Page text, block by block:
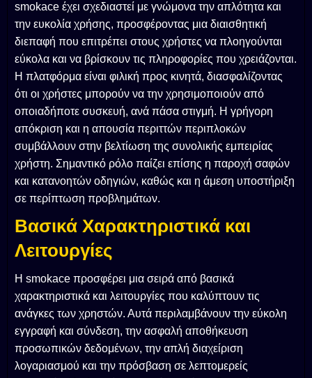
smokace έχει σχεδιαστεί με γνώμονα την απλότητα και
την ευκολία χρήσης, προσφέροντας μια διαισθητική
διεπαφή που επιτρέπει στους χρήστες να πλοηγούνται
εύκολα και να βρίσκουν τις πληροφορίες που χρειάζονται.
Η πλατφόρμα είναι φιλική προς κινητά, διασφαλίζοντας
ότι οι χρήστες μπορούν να την χρησιμοποιούν από
οποιαδήποτε συσκευή, ανά πάσα στιγμή. Η γρήγορη
απόκριση και η απουσία περιττών περιπλοκών
συμβάλλουν στην βελτίωση της συνολικής εμπειρίας
χρήστη. Σημαντικό ρόλο παίζει επίσης η παροχή σαφών
και κατανοητών οδηγιών, καθώς και η άμεση υποστήριξη
σε περίπτωση προβλημάτων.
Βασικά Χαρακτηριστικά και
Λειτουργίες
Η smokace προσφέρει μια σειρά από βασικά
χαρακτηριστικά και λειτουργίες που καλύπτουν τις
ανάγκες των χρηστών. Αυτά περιλαμβάνουν την εύκολη
εγγραφή και σύνδεση, την ασφαλή αποθήκευση
προσωπικών δεδομένων, την απλή διαχείριση
λογαριασμού και την πρόσβαση σε λεπτομερείς